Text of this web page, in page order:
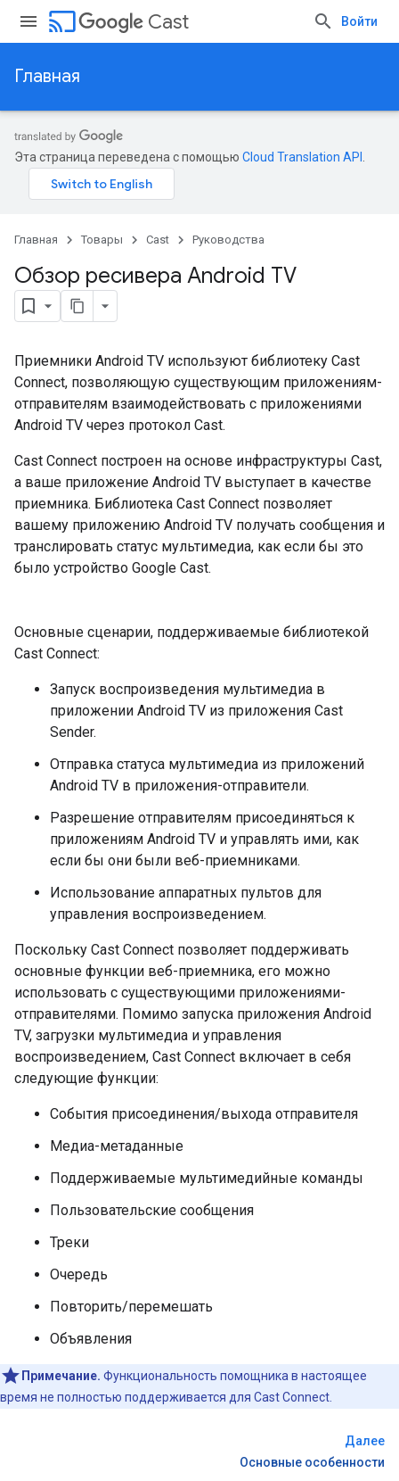
cast Cast Войти
Главная
Эта страница переведена с помощью Cloud Translation API
Главная Товары Cast Руководства
Обзор ресивера Android TV
Приемники Android TV используют библиотеку Cast
Connect, позволяющую существующим приложениям-
отправителям взаимодействовать с приложениями
Android TV через протокол Cast.
Cast Connect построен на основе инфраструктуры Cast,
а ваше приложение Android TV выступает в качестве
приемника. Библиотека Cast Connect позволяет
вашему приложению Android TV получать сообщения и
транслировать статус мультимедиа, как если бы это
было устройство Google Cast.
Основные сценарии, поддерживаемые библиотекой
Cast Connect:
Запуск воспроизведения мультимедиа в
приложении Android TV из приложения Cast
Sender.
Отправка статуса мультимедиа из приложений
Android TV в приложения-отправители.
Разрешение отправителям присоединяться к
приложениям Android TV и управлять ими, как
если бы они были веб-приемниками.
Использование аппаратных пультов для
управления воспроизведением.
Поскольку Cast Connect позволяет поддерживать
основные функции веб-приемника, его можно
использовать с существующими приложениями-
отправителями. Помимо запуска приложения Android
TV, загрузки мультимедиа и управления
воспроизведением, Cast Connect включает в себя
следующие функции:
События присоединения/выхода отправителя
Медиа-метаданные
Поддерживаемые мультимедийные команды
Пользовательские сообщения
Треки
Очередь
Повторить/перемешать
Объявления
Примечание. Функциональность помощника в настоящее
время не полностью поддерживается для Cast Connect.
Далее
Основные особенности